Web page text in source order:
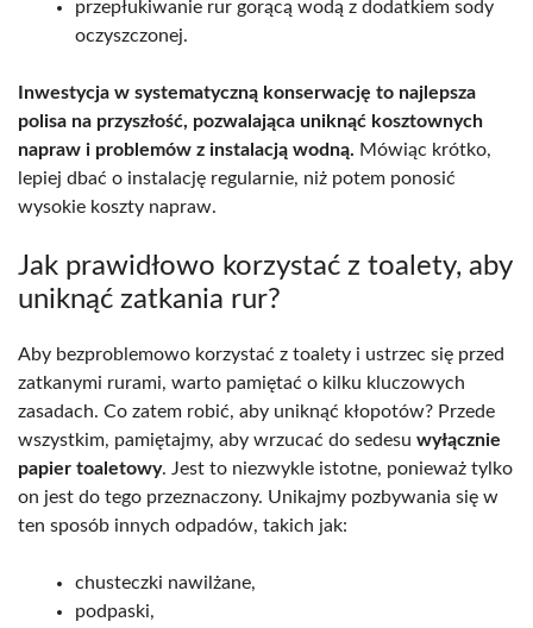
przepłukiwanie rur gorącą wodą z dodatkiem sody
oczyszczonej.
Inwestycja w systematyczną konserwację to najlepsza
polisa na przyszłość, pozwalająca uniknąć kosztownych
napraw i problemów z instalacją wodną. Mówiąc krótko,
lepiej dbać o instalację regularnie, niż potem ponosić
wysokie koszty napraw.
Jak prawidłowo korzystać z toalety, aby
uniknąć zatkania rur?
Aby bezproblemowo korzystać z toalety i ustrzec się przed
zatkanymi rurami, warto pamiętać o kilku kluczowych
zasadach. Co zatem robić, aby uniknąć kłopotów? Przede
wszystkim, pamiętajmy, aby wrzucać do sedesu wyłącznie
papier toaletowy. Jest to niezwykle istotne, ponieważ tylko
on jest do tego przeznaczony. Unikajmy pozbywania się w
ten sposób innych odpadów, takich jak:
chusteczki nawilżane,
podpaski,